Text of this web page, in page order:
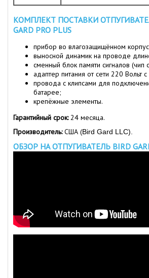
КОМПЛЕКТ ПОСТАВКИ
GARD PRO PLUS
прибор во влагозащищённом
выносной динамик на проводе
сменный блок памяти сигналов (чип
адаптер питания от сети 220 Вольт
провода с клипсами для
батарее;
крепёжные элементы.
Гарантийный срок:24 месяца.
Производитель:США (Bird Gard LLC).
ОБЗОР НА ОТПУГИВАТЕЛЬ BIRD